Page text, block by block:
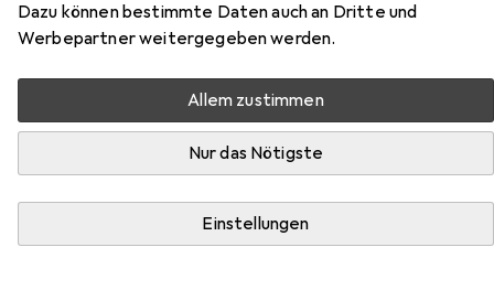
Dazu können bestimmte Daten auch an Dritte und
Werbepartner weitergegeben werden.
Allem zustimmen
Nur das Nötigste
Einstellungen
Hier findest du passendes Zubehör zum Produkt Karella
E-Master aus den Kategorien Zubehör Dart und
Dartpfeile.
Zubehör Dart Karella